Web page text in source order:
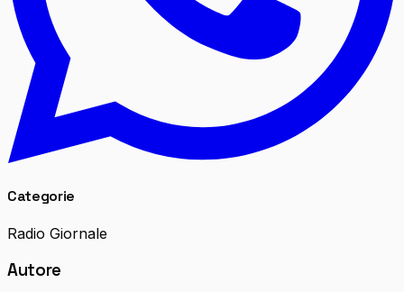
Categorie
Radio Giornale
Autore